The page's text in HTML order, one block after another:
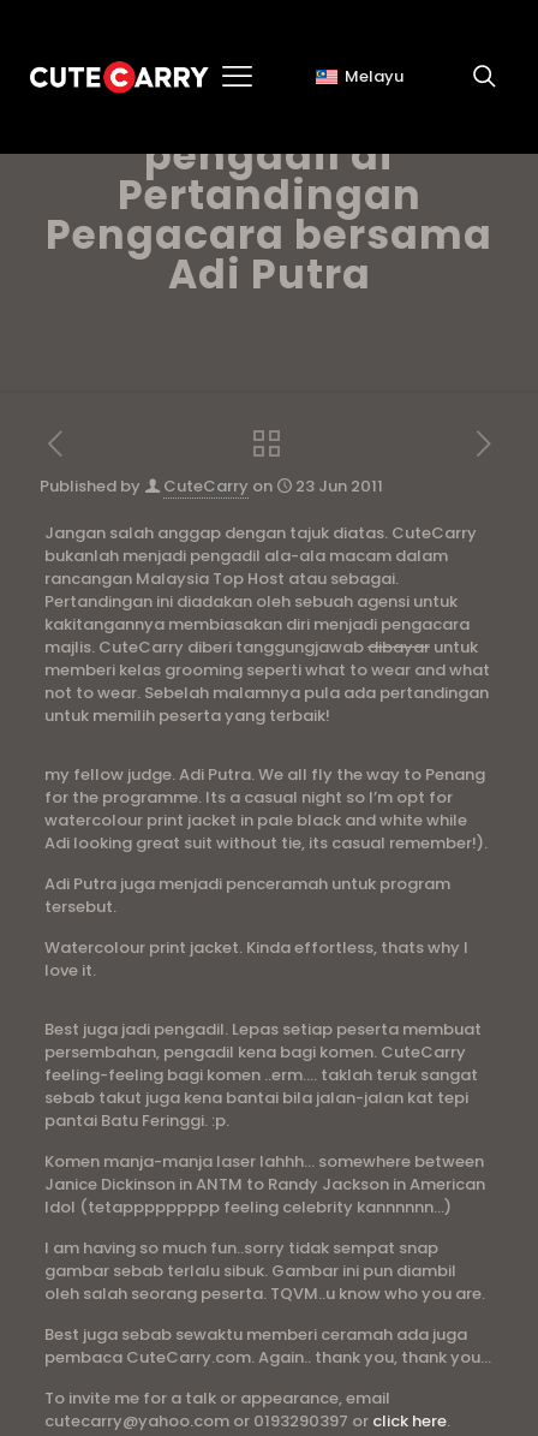
Melayu
pengadil di
Pertandingan
Pengacara bersama
Adi Putra
Published by CuteCarry on 23 Jun 2011
Jangan salah anggap dengan tajuk diatas. CuteCarry
bukanlah menjadi pengadil ala-ala macam dalam
rancangan Malaysia Top Host atau sebagai.
Pertandingan ini diadakan oleh sebuah agensi untuk
kakitangannya membiasakan diri menjadi pengacara
majlis. CuteCarry diberi tanggungjawabdibayaruntuk
memberi kelas grooming seperti what to wear and what
not to wear. Sebelah malamnya pula ada pertandingan
untuk memilih peserta yang terbaik!
my fellow judge. Adi Putra. We all fly the way to Penang
for the programme. Its a casual night so I’m opt for
watercolour print jacket in pale black and white while
Adi looking great suit without tie, its casual remember!).
Adi Putra juga menjadi penceramah untuk program
tersebut.
Watercolour print jacket. Kinda effortless, thats why I
love it.
Best juga jadi pengadil. Lepas setiap peserta membuat
persembahan, pengadil kena bagi komen. CuteCarry
feeling-feeling bagi komen ..erm…. taklah teruk sangat
sebab takut juga kena bantai bila jalan-jalan kat tepi
pantai Batu Feringgi. :p.
Komen manja-manja laser lahhh… somewhere between
Janice Dickinson in ANTM to Randy Jackson in American
Idol (tetappppppppp feeling celebrity kannnnnn…)
I am having so much fun..sorry tidak sempat snap
gambar sebab terlalu sibuk. Gambar ini pun diambil
oleh salah seorang peserta. TQVM..u know who you are.
Best juga sebab sewaktu memberi ceramah ada juga
pembaca CuteCarry.com. Again.. thank you, thank you…
To invite me for a talk or appearance, email
cutecarry@yahoo.com or 0193290397 or click here.